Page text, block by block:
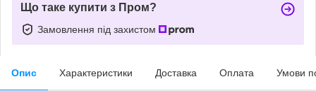
Що таке купити з Пром?
Замовлення під захистом
Опис Характеристики Доставка Оплата Умови